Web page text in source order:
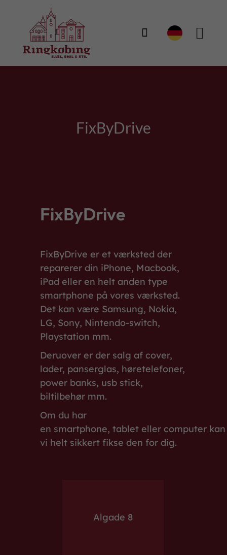

FixByDrive
FixByDrive
FixByDrive er et værksted der
reparerer din iPhone, Macbook,
iPad eller en helt anden type
smartphone på vores værksted.
Det kan være Samsung, Nokia,
LG, Sony, Nintendo-switch,
Playstation mm.
Deruover er der salg af cover,
lader, panserglas, høretelefoner,
power banks, usb stick,
biltilbehør mm.
Om du har
en smartphone, tablet eller computer kan
vi helt sikkert fikse den for dig.
Algade 8